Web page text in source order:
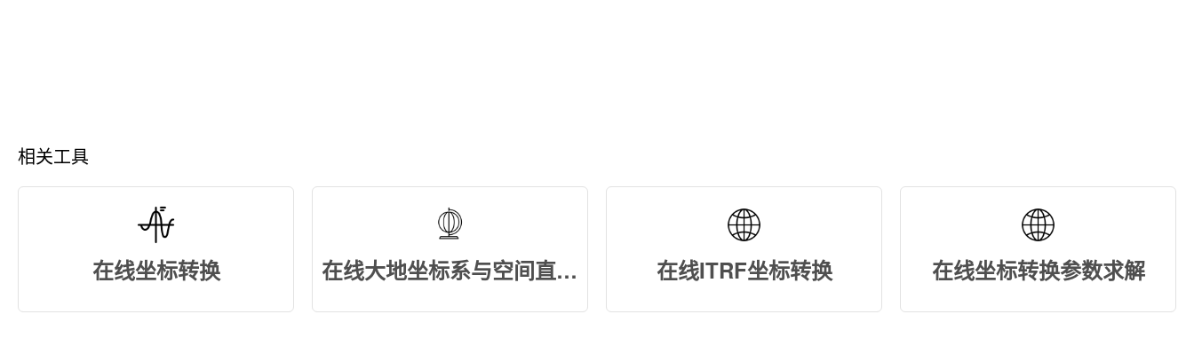
相关工具
在线坐标转换 在线大地坐标系与空间直角坐标系转换 在线ITRF坐标转换 在线坐标转换参数求解